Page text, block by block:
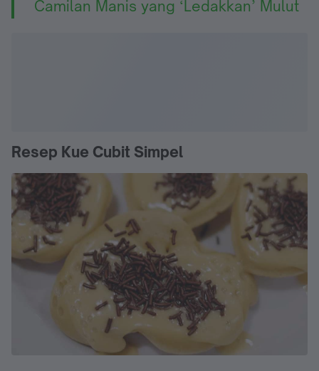
Camilan Manis yang ‘Ledakkan’ Mulut
Resep Kue Cubit Simpel